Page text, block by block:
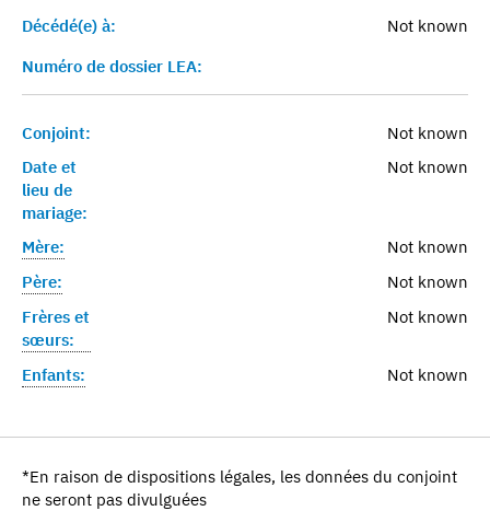
Décédé(e) à:
Not known
Numéro de dossier LEA:
Conjoint:
Not known
Date et
lieu de
mariage:
Not known
Mère:
Not known
Père:
Not known
Frères et
sœurs:
Not known
Enfants: Not known
*En raison de dispositions légales, les données du conjoint
ne seront pas divulguées